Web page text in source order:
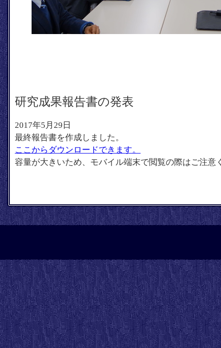
研究成果報告書の発表
2017年5月29日
最終報告書を作成しました。
ここからダウンロードできます。
容量が大きいため、モバイル端末で閲覧の際はご注意